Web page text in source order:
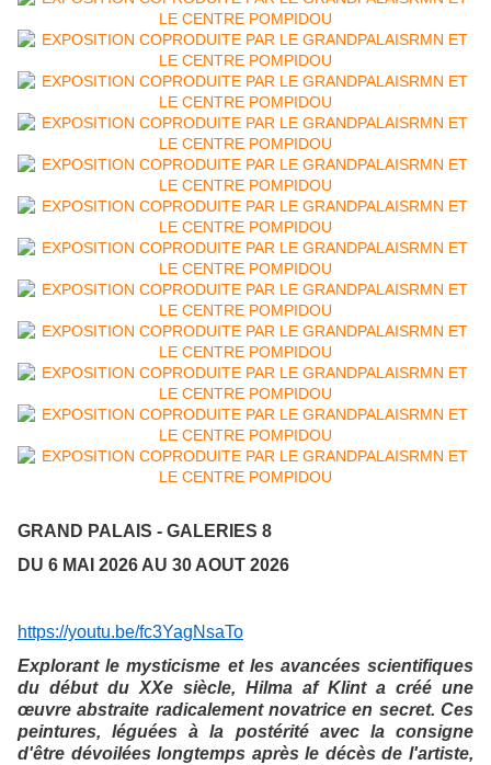
GRAND PALAIS - GALERIES 8
DU 6 MAI 2026 AU 30 AOUT 2026
https://youtu.be/fc3YagNsaTo
Explorant le mysticisme et les avancées scientifiques
du début du XXe siècle, Hilma af Klint a créé une
œuvre abstraite radicalement novatrice en secret. Ces
peintures, léguées à la postérité avec la consigne
d'être dévoilées longtemps après le décès de l'artiste,